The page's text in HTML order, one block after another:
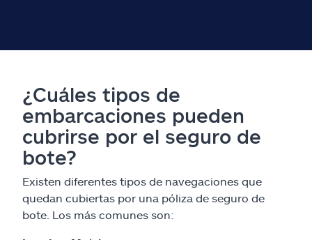
¿Cuáles tipos de
embarcaciones pueden
cubrirse por el seguro de
bote?
Existen diferentes tipos de navegaciones que
quedan cubiertas por una póliza de seguro de
bote. Los más comunes son: